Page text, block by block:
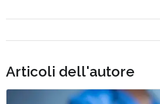
Articoli dell'autore